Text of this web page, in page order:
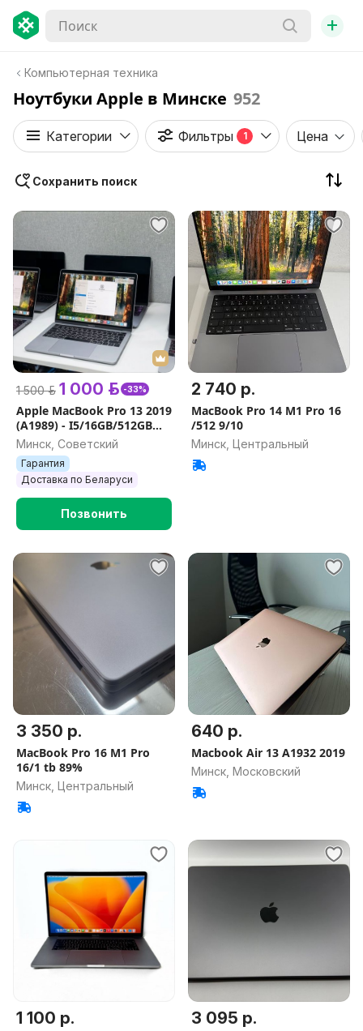
+
Компьютерная техника
Ноутбуки Apple в Минске 952
Категории Фильтры 1 Цена
Сохранить поиск
1 500 р. 1 000 р. -33%
Apple MacBook Pro 13 2019
(A1989) - I5/16GB/512GB
SSD
Минск, Советский
Гарантия
Доставка по Беларуси
Позвонить
2 740 р.
MacBook Pro 14 M1 Pro 16
/512 9/10
Минск, Центральный
3 350 р.
MacBook Pro 16 M1 Pro
16/1 tb 89%
Минск, Центральный
640 р.
Macbook Air 13 A1932 2019
Минск, Московский
1 100 р. 3 095 р.